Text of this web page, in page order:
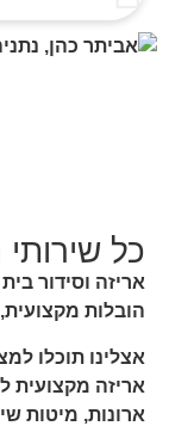
כל שירותי
אריזה וסידור
הובלות
אצלינו תוכלו
אריזה מקצועית
ארונות, מיטות